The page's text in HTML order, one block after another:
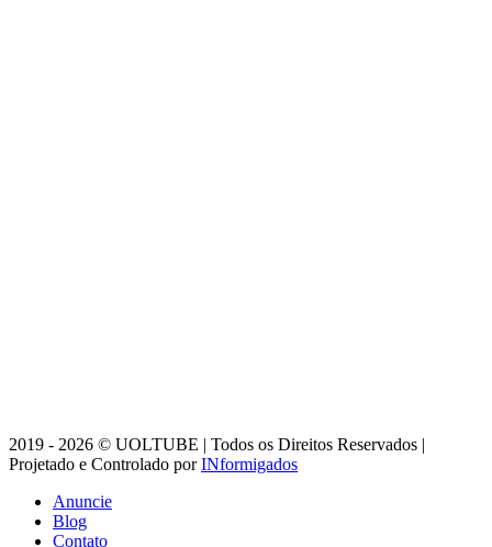
2019 - 2026 © UOLTUBE | Todos os Direitos Reservados |
Projetado e Controlado porINformigados
Anuncie
Blog
Contato